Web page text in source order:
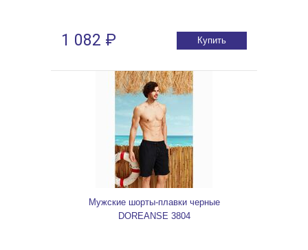
1 082 ₽ Купить
Мужские шорты-плавки черные
DOREANSE 3804